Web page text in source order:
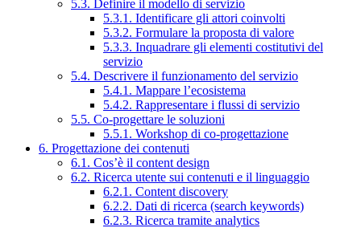
5.3. Definire il modello di servizio
5.3.1. Identificare gli attori coinvolti
5.3.2. Formulare la proposta di valore
5.3.3. Inquadrare gli elementi costitutivi del
servizio
5.4. Descrivere il funzionamento del servizio
5.4.1. Mappare l’ecosistema
5.4.2. Rappresentare i flussi di servizio
5.5. Co-progettare le soluzioni
5.5.1. Workshop di co-progettazione
6. Progettazione dei contenuti
6.1. Cos’è il content design
6.2. Ricerca utente sui contenuti e il linguaggio
6.2.1. Content discovery
6.2.2. Dati di ricerca (search keywords)
6.2.3. Ricerca tramite analytics